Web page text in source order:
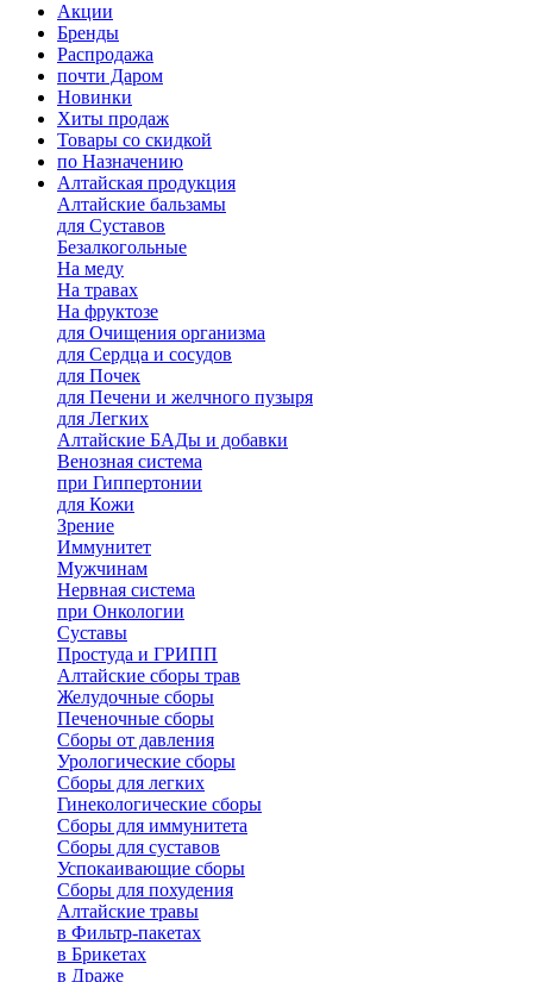
Акции
Бренды
Распродажа
почти Даром
Новинки
Хиты продаж
Товары со скидкой
по Назначению
Алтайская продукция
Алтайские бальзамы
для Суставов
Безалкогольные
На меду
На травах
На фруктозе
для Очищения организма
для Сердца и сосудов
для Почек
для Печени и желчного пузыря
для Легких
Алтайские БАДы и добавки
Венозная система
при Гиппертонии
для Кожи
Зрение
Иммунитет
Мужчинам
Нервная система
при Онкологии
Суставы
Простуда и ГРИПП
Алтайские сборы трав
Желудочные сборы
Печеночные сборы
Сборы от давления
Урологические сборы
Сборы для легких
Гинекологические сборы
Сборы для иммунитета
Сборы для суставов
Успокаивающие сборы
Сборы для похудения
Алтайские травы
в Фильтр-пакетах
в Брикетах
в Драже